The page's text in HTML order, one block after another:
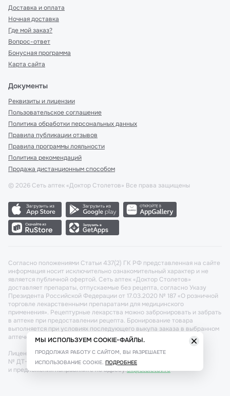
Доставка и оплата
Ночная доставка
Где мой заказ?
Вопрос-ответ
Бонусная программа
Карта сайта
Документы
Реквизиты и лицензии
Пользовательское соглашение
Политика обработки персональных данных
Правила публикации отзывов
Правила программы лояльности
Политика рекомендаций
Продажа дистанционным способом
© 2026 Сеть аптек «Доктор Столетов» Все права защищены
Согласно положениями Статьи 437(2) ГК РФ представленная на сайте
информация носит исключительно ознакомительный характер и не
является публичной офертой. Сеть аптек «Доктор Столетов»
доставляет препараты, отпускаемые без рецепта, согласно Указу
Президента Российской Федерации от 17.03.2020 № 187 «О розничной
торговле лекарственными препаратами для медицинского
применения». Рецептурные лекарства можно забронировать и забрать
в аптеке при предоставлении рецепта. Бронирование товара
выполняется при условиях последующего выкупа заказа в выбранном
аптечном пункте.
Лицензия №: ЛО-77-02-011340 от 22 декабря 2020г. Разрешение
№ ДТ-77-000421 от 25.10.2021 г. Вопросы по заказам, претензии
и предложения направляйте по адресу:cx@stoletov.ru
МЫ ИСПОЛЬЗУЕМ COOKIE-ФАЙЛЫ.
ПРОДОЛЖАЯ РАБОТУ С САЙТОМ, ВЫ РАЗРЕШАЕТЕ
ИСПОЛЬЗОВАНИЕ COOKIE. ПОДРОБНЕЕ